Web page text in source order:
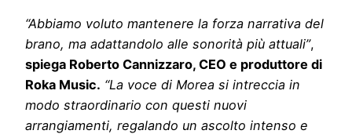
“Abbiamo voluto mantenere la forza narrativa del
brano, ma adattandolo alle sonorità più attuali”,
spiega Roberto Cannizzaro, CEO e produttore di
Roka Music. “La voce di Morea si intreccia in
modo straordinario con questi nuovi
arrangiamenti, regalando un ascolto intenso e